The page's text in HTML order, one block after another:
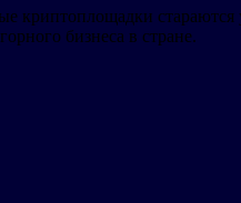
криптоплощадки
бизнеса в стране.